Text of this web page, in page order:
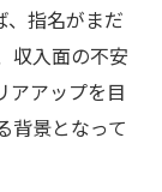
指名がまだ
収入面の不安
アアップを目
背景となって